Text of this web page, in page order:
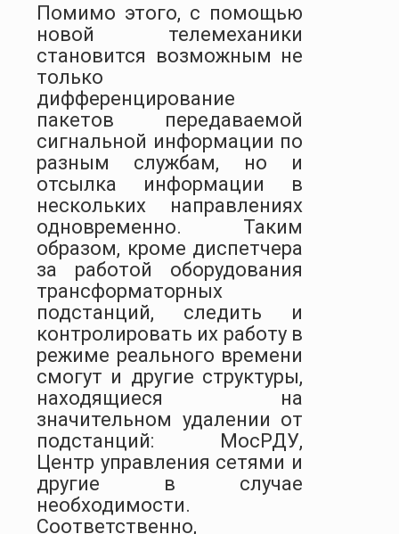
Помимо этого, с помощью
новой телемеханики
становится возможным не
только
дифференцирование
пакетов передаваемой
сигнальной информации по
разным службам, но и
отсылка информации в
нескольких направлениях
одновременно. Таким
образом, кроме диспетчера
за работой оборудования
трансформаторных
подстанций, следить и
контролировать их работу в
режиме реального времени
смогут и другие структуры,
находящиеся на
значительном удалении от
подстанций: МосРДУ,
Центр управления сетями и
другие в случае
необходимости.
Соответственно,